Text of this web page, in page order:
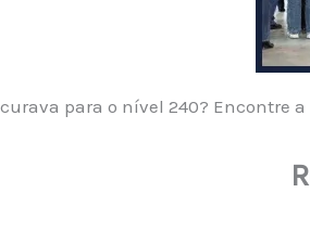
para o nível 240? Encontre